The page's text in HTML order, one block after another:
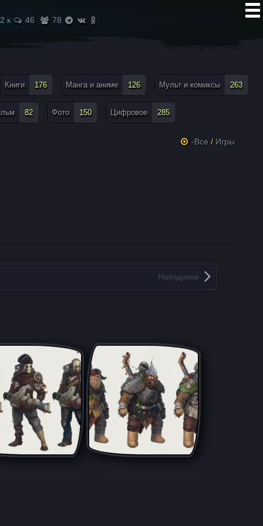
2 к 46 78
Книги 176 Манга и аниме 126 Мульт и комиксы 263
82 Фото 150 Цифровое 285
-Все / Игры
Наездники